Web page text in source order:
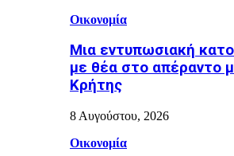
Οικονομία
Μια εντυπωσιακή
με θέα στο απέραντο
Κρήτης
8 Αυγούστου, 2026
Οικονομία